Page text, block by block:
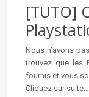
[TUTO]
Nous n’avons
trouvez que les
fournis et vous
Cliquez sur suite…